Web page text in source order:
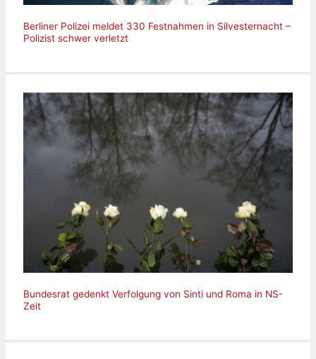
Berliner Polizei meldet 330 Festnahmen in Silvesternacht –
Polizist schwer verletzt
Bundesrat gedenkt Verfolgung von Sinti und Roma in NS-
Zeit